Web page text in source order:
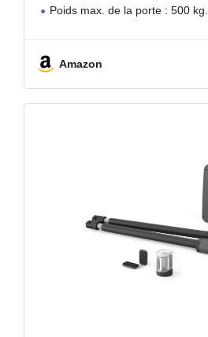
Poids max. de la porte : 500 kg.
Amazon